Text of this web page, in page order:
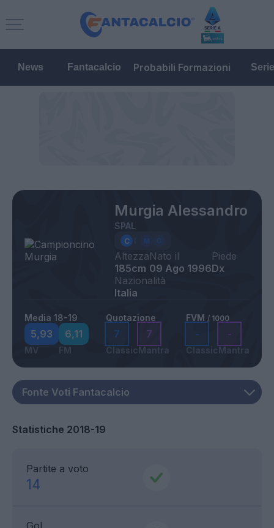
News Fantacalcio Probabili Formazioni
Murgia Alessandro
SPAL
Altezza
185cm
Nato il
09 Ago 1996
Piede
Dx
Nazionalità
Italia
Media 18-19
5,93
MV
6,11
FM
Quotazione
7
Classic
7
Mantra
FVM / 1000
-
Classic
-
Mantra
Statistiche 2018-19
Partite a voto
14
Gol